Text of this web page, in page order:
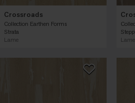
Crossroads
Collection Earthen Forms
Strata
Lame
Lame